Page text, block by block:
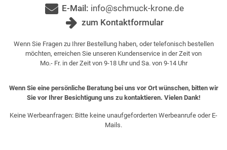
E-Mail: info@schmuck-krone.de
zum Kontaktformular
Wenn Sie Fragen zu Ihrer Bestellung haben, oder telefonisch bestellen
möchten, erreichen Sie unseren Kundenservice in der Zeit von
Mo.- Fr. in der Zeit von 9-18 Uhr und Sa. von 9-14 Uhr
Wenn Sie eine persönliche Beratung bei uns vor Ort wünschen, bitten wir
Sie vor Ihrer Besichtigung uns zu kontaktieren. Vielen Dank!
Keine Werbeanfragen: Bitte keine unaufgeforderten Werbeanrufe oder E-
Mails.